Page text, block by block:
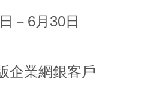
－6月30日
企業網銀客戶